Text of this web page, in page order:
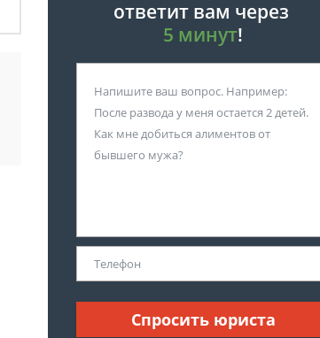
ответит вам через
5 минут!
Спросить юриста